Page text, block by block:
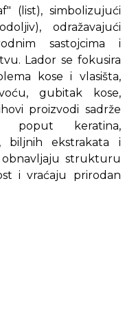
(list), simbolizujući
odražavajući
sastojcima i
Lador se fokusira
kose i vlasišta,
gubitak kose,
proizvodi sadrže
poput keratina,
biljnih ekstrakata i
strukturu
i vraćaju prirodan